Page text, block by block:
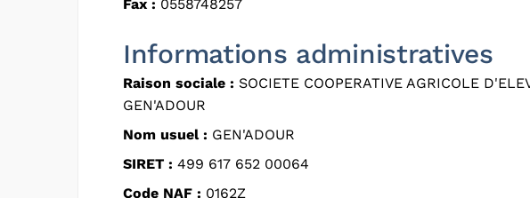
Fax : 0558748257
Informations administratives
Raison sociale : SOCIETE COOPERATIVE AGRICOLE
GEN'ADOUR
Nom usuel : GEN'ADOUR
SIRET : 499 617 652 00064
Code NAF : 0162Z